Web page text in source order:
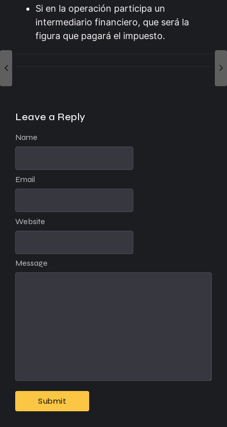
Si en la operación participa un
intermediario financiero, que será la
figura que pagará el impuesto.
Leave a Reply
Message
Name
Email
Website